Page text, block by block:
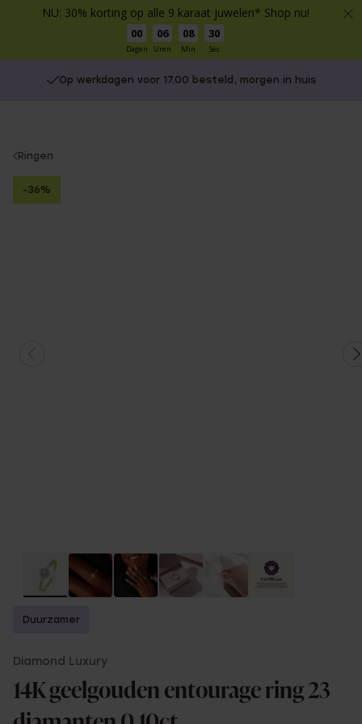
NU: 30% korting op alle 9 karaat juwelen* Shop nu!
00
Dagen
06
Uren
08
Min
29
Sec
Op werkdagen voor 17.00 besteld, morgen in huis
You
are
here:
Ringen
-36%
Duurzamer
Diamond Luxury
14K geelgouden entourage ring 23